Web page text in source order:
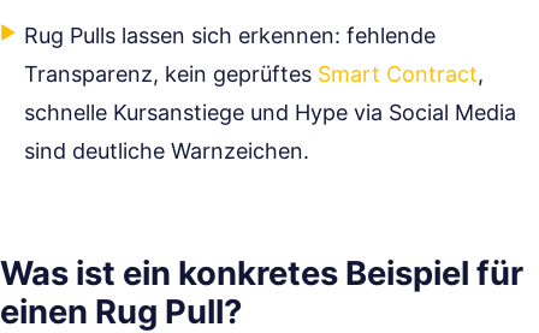
Rug Pulls lassen sich erkennen: fehlende
Transparenz, kein geprüftes Smart Contract,
schnelle Kursanstiege und Hype via Social Media
sind deutliche Warnzeichen.
Was ist ein konkretes Beispiel für
einen Rug Pull?